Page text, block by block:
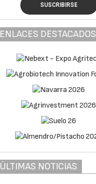
SUSCRIBIRSE
ENLACES DESTACADOS
ÚLTIMAS NOTICIAS